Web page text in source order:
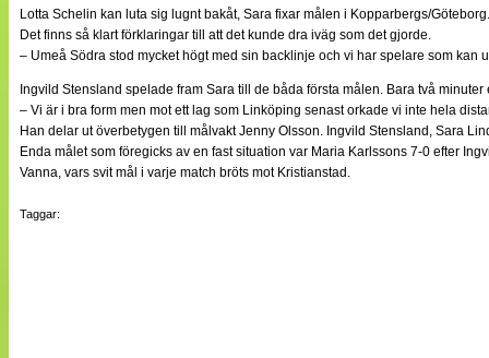
Medlemsbilder
Till klubbkassan
NÄTverket
Om oss
Annonsera
Statistik
Tipsa Damfotboll
Lotta Schelin kan luta sig lugnt bakåt, Sara fixar målen i Kopparbergs/Göteborg.
Det finns så klart förklaringar till att det kunde dra iväg som det gjorde.
– Umeå Södra stod mycket högt med sin backlinje och vi har spelare som
Ingvild Stensland spelade fram Sara till de båda första målen. Bara två
– Vi är i bra form men mot ett lag som Linköping senast orkade vi inte hela
Han delar ut överbetygen till målvakt Jenny Olsson. Ingvild Stensland, Sara
Enda målet som föregicks av en fast situation var Maria Karlssons 7-0 efter
Vanna, vars svit mål i varje match bröts mot Kristianstad.
Taggar: